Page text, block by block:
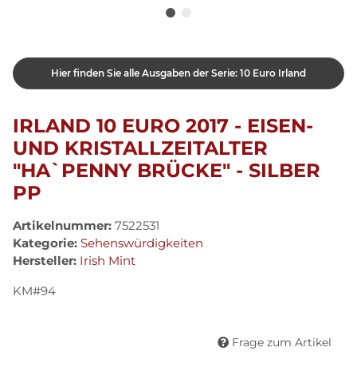
Hier finden Sie alle Ausgaben der Serie: 10 Euro Irland
IRLAND 10 EURO 2017 - EISEN-
UND KRISTALLZEITALTER
"HA`PENNY BRÜCKE" - SILBER
PP
Artikelnummer: 7522531
Kategorie: Sehenswürdigkeiten
Hersteller: Irish Mint
KM#94
Frage zum Artikel